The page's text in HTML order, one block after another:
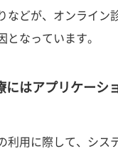
などが、オンライン
となっています。
にはアプリケーシ
利用に際して、シス